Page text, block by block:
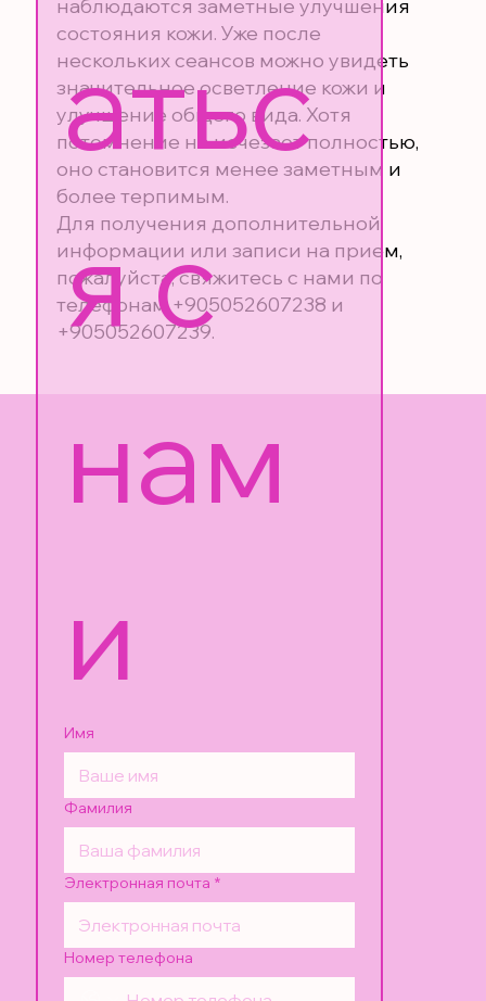
наблюдаются заметные улучшения
состояния кожи. Уже после
нескольких сеансов можно увидеть
значительное осветление кожи и
улучшение общего вида. Хотя
потемнение не исчезает полностью,
оно становится менее заметным и
более терпимым.
Для получения дополнительной
информации или записи на прием,
пожалуйста, свяжитесь с нами по
телефонам +905052607238 и
+905052607239.
атьс
я с
нам
и
Имя
Фамилия
Электронная почта *
Номер телефона